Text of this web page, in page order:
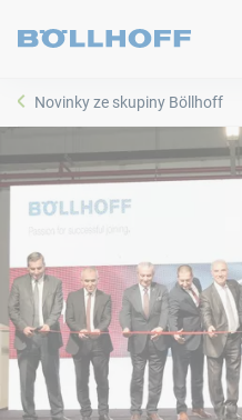
Novinky ze skupiny Böllhoff